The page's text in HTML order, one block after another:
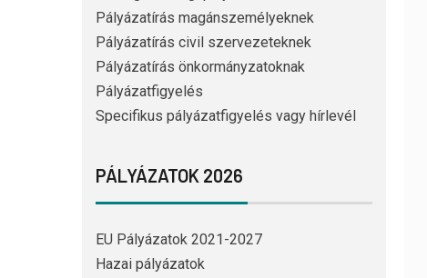
Pályázatírás magánszemélyeknek
Pályázatírás civil szervezeteknek
Pályázatírás önkormányzatoknak
Pályázatfigyelés
Specifikus pályázatfigyelés vagy hírlevél
PÁLYÁZATOK 2026
EU Pályázatok 2021-2027
Hazai pályázatok